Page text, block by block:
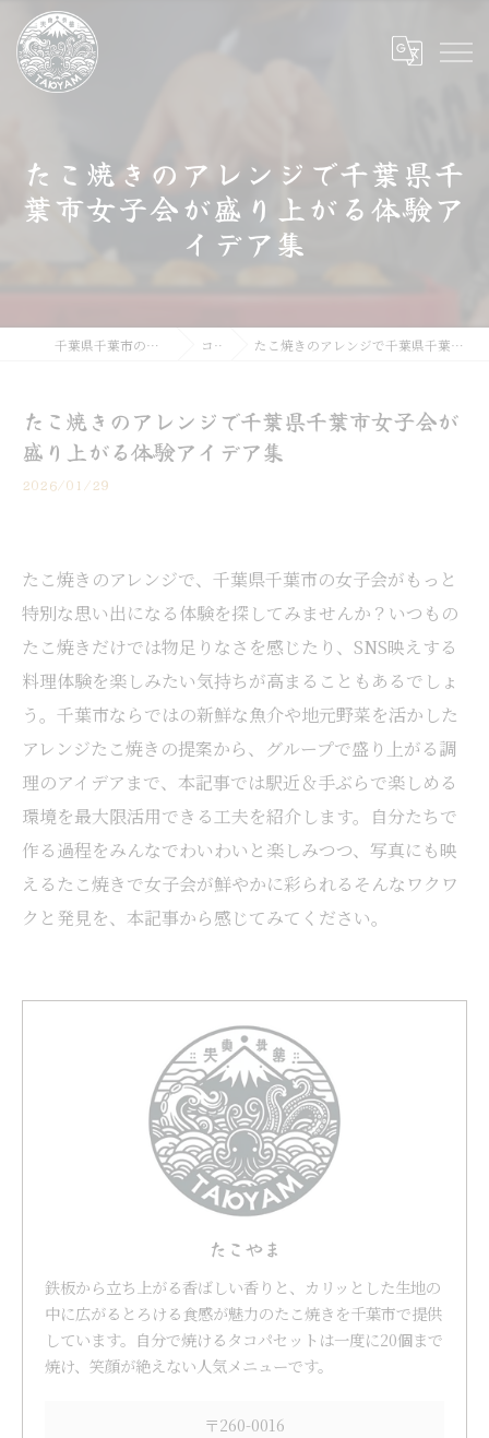
たこ焼きのアレンジで千葉県千
葉市女子会が盛り上がる体験ア
イデア集
千葉県千葉市のたこ焼きならたこやま コラム たこ焼きのアレンジで千葉県千葉市女子会が盛り上がる体験アイデア集
たこ焼きのアレンジで千葉県千葉市女子会が
盛り上がる体験アイデア集
2026/01/29
たこ焼きのアレンジで、千葉県千葉市の女子会がもっと
特別な思い出になる体験を探してみませんか？いつもの
たこ焼きだけでは物足りなさを感じたり、SNS映えする
料理体験を楽しみたい気持ちが高まることもあるでしょ
う。千葉市ならではの新鮮な魚介や地元野菜を活かした
アレンジたこ焼きの提案から、グループで盛り上がる調
理のアイデアまで、本記事では駅近＆手ぶらで楽しめる
環境を最大限活用できる工夫を紹介します。自分たちで
作る過程をみんなでわいわいと楽しみつつ、写真にも映
えるたこ焼きで女子会が鮮やかに彩られる――そんなワクワ
クと発見を、本記事から感じてみてください。
たこやま
鉄板から立ち上がる香ばしい香りと、カリッとした生地の
中に広がるとろける食感が魅力のたこ焼きを千葉市で提供
しています。自分で焼けるタコパセットは一度に20個まで
焼け、笑顔が絶えない人気メニューです。
〒260-0016